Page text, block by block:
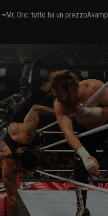
Mr. Oro: tutto ha un prezzo